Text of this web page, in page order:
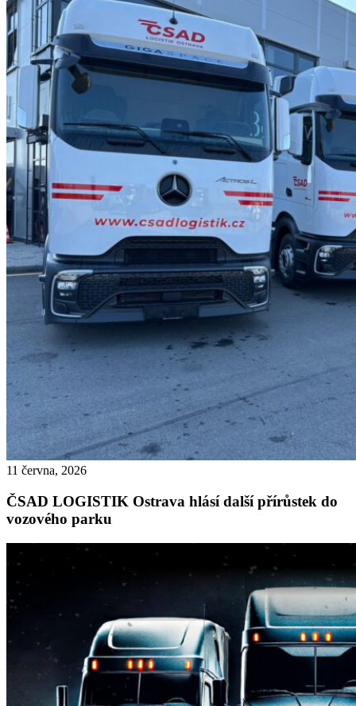
11 června, 2026
ČSAD LOGISTIK Ostrava hlásí další přírůstek do
vozového parku